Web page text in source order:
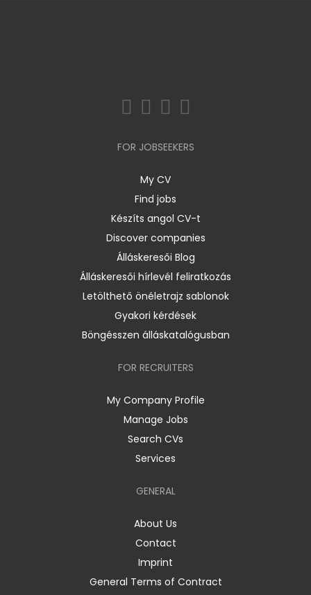
FOR JOBSEEKERS
My CV
Find jobs
Készíts angol CV-t
Discover companies
Álláskeresői Blog
Álláskeresői hírlevél feliratkozás
Letölthető önéletrajz sablonok
Gyakori kérdések
Böngésszen álláskatalógusban
FOR RECRUITERS
My Company Profile
Manage Jobs
Search CVs
Services
GENERAL
About Us
Contact
Imprint
General Terms of Contract